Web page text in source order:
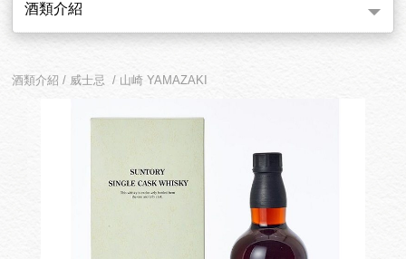
酒類介紹
酒類介紹 / 威士忌 / 山崎 YAMAZAKI